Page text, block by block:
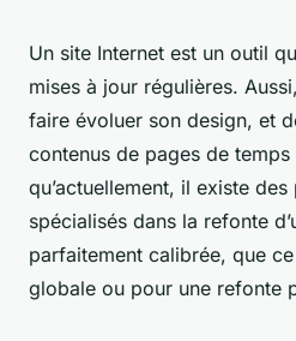
Un site Internet est un outil
mises à jour régulières.
faire évoluer son design, et
contenus de pages de temps
qu’actuellement, il existe
spécialisés dans la refonte
parfaitement calibrée, que
globale ou pour une refonte